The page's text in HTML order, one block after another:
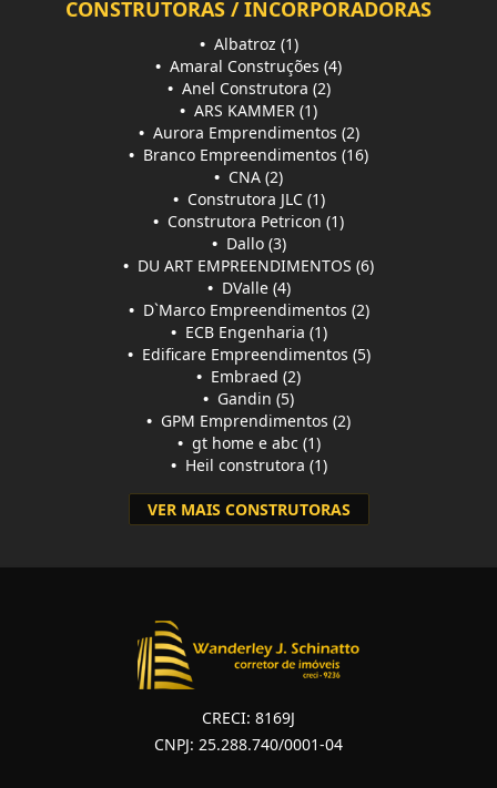
CONSTRUTORAS / INCORPORADORAS
• Albatroz (1)
• Amaral Construções (4)
• Anel Construtora (2)
• ARS KAMMER (1)
• Aurora Emprendimentos (2)
• Branco Empreendimentos (16)
• CNA (2)
• Construtora JLC (1)
• Construtora Petricon (1)
• Dallo (3)
• DU ART EMPREENDIMENTOS (6)
• DValle (4)
• D`Marco Empreendimentos (2)
• ECB Engenharia (1)
• Edificare Empreendimentos (5)
• Embraed (2)
• Gandin (5)
• GPM Emprendimentos (2)
• gt home e abc (1)
• Heil construtora (1)
VER MAIS CONSTRUTORAS
CRECI: 8169J
CNPJ: 25.288.740/0001-04